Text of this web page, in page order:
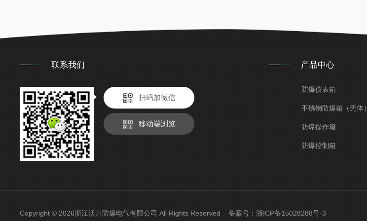
联系我们
扫码加微信
移动端浏览
产品中心
防爆仪表箱
不锈钢防爆箱（壳体）
防爆操作箱
防爆控制箱
Copyright © 2026浙江沃川防爆电气有限公司 All Rights Reserved 备案号：浙ICP备15028288号-3